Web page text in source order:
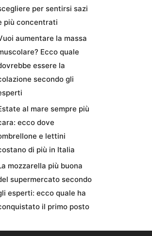
per sentirsi sazi
più concentrati
aumentare la massa
Ecco quale
essere la
secondo gli
al mare sempre più
ecco dove
e lettini
di più in Italia
mozzarella più buona
supermercato secondo
esperti: ecco quale ha
il primo posto